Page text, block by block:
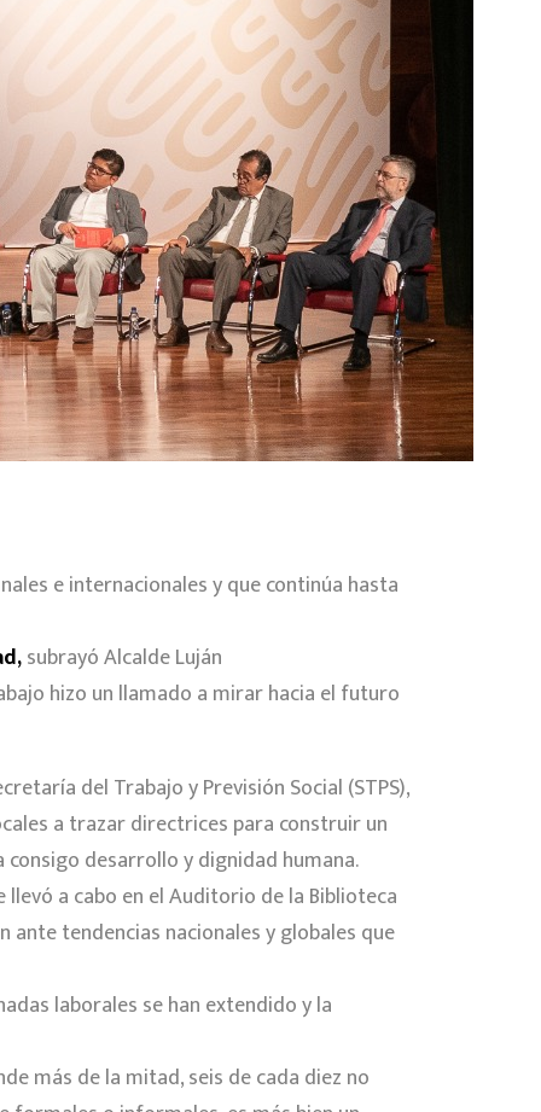
e internacionales y que continúa hasta
subrayó Alcalde Luján
hizo un llamado a mirar hacia el futuro
del Trabajo y Previsión Social (STPS),
a trazar directrices para construir un
desarrollo y dignidad humana.
llevó a cabo en el Auditorio de la Biblioteca
ante tendencias nacionales y globales que
laborales se han extendido y la
más de la mitad, seis de cada diez no